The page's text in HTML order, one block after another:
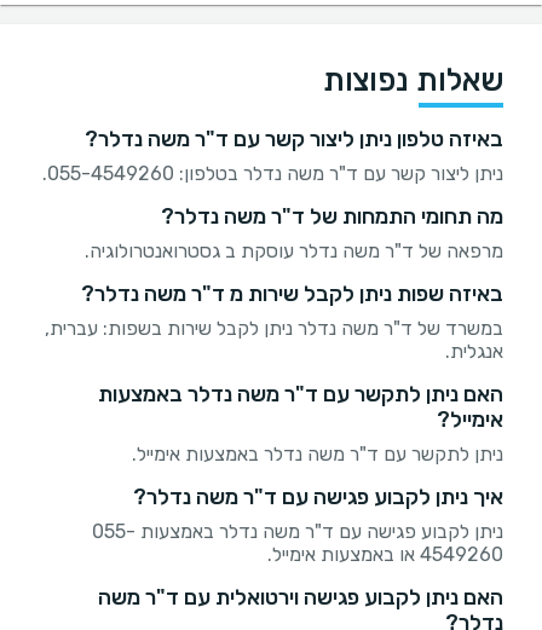
שאלות נפוצות
באיזה טלפון ניתן ליצור קשר עם ד"ר משה נדלר?
ניתן ליצור קשר עם ד"ר משה נדלר בטלפון: 055-4549260.
מה תחומי התמחות של ד"ר משה נדלר?
מרפאה של ד"ר משה נדלר עוסקת ב גסטרואנטרולוגיה.
באיזה שפות ניתן לקבל שירות מ ד"ר משה נדלר?
במשרד של ד"ר משה נדלר ניתן לקבל שירות בשפות: עברית,
אנגלית.
האם ניתן לתקשר עם ד"ר משה נדלר באמצעות
אימייל?
ניתן לתקשר עם ד"ר משה נדלר באמצעות אימייל.
איך ניתן לקבוע פגישה עם ד"ר משה נדלר?
ניתן לקבוע פגישה עם ד"ר משה נדלר באמצעות 055-
4549260 או באמצעות אימייל.
האם ניתן לקבוע פגישה וירטואלית עם ד"ר משה
נדלר?